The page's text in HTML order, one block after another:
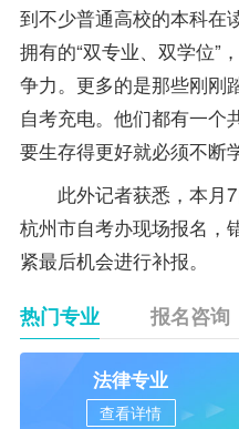
到不少普通高校的本科在
拥有的“双专业、双学位”
争力。更多的是那些刚刚
自考充电。他们都有一个
要生存得更好就必须不断
此外记者获悉，本月7
杭州市自考办现场报名，
紧最后机会进行补报。
热门专业 报名咨询
法律专业
查看详情